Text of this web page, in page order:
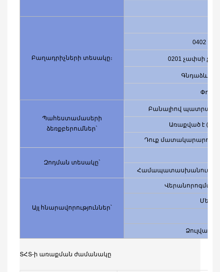
Բաղադրիչների տեսակը։
0402
0201 չափսի
Գնդաձև
Պահեստամասերի
ձեռքբերումներ՝
Բանալիով պատրաստ
Առաքված է
Դուք մատակարարում
Զոդման տեսակը՝
Համապատասխանում է
Այլ հնարավորություններ՝
Վերանորոգման/
ՏՀՏ-ի առաքման ժամանակը